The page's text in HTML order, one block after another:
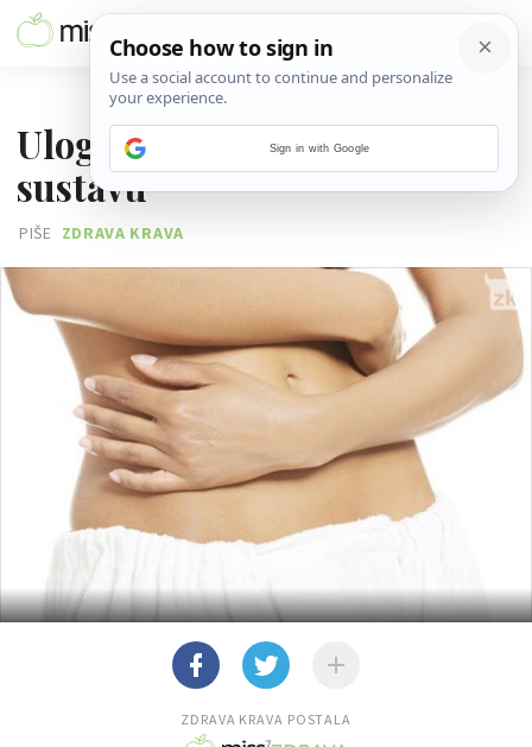
Uloga bakterija u probavnom
sustavu
PIŠE ZDRAVA KRAVA
ZDRAVA KRAVA POSTALA
Sign in with Google